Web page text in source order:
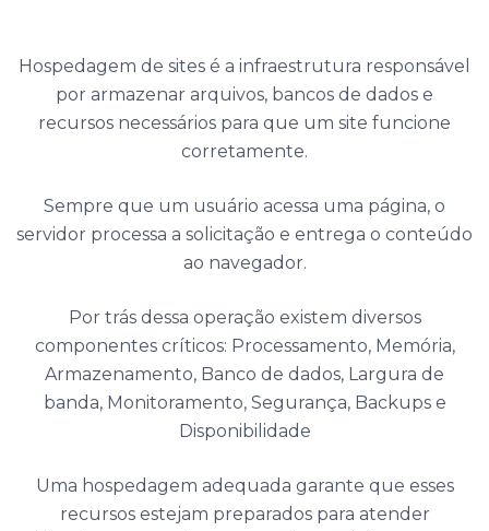
Hospedagem de sites é a infraestrutura responsável
por armazenar arquivos, bancos de dados e
recursos necessários para que um site funcione
corretamente.
Sempre que um usuário acessa uma página, o
servidor processa a solicitação e entrega o conteúdo
ao navegador.
Por trás dessa operação existem diversos
componentes críticos: Processamento, Memória,
Armazenamento, Banco de dados, Largura de
banda, Monitoramento, Segurança, Backups e
Disponibilidade
Uma hospedagem adequada garante que esses
recursos estejam preparados para atender